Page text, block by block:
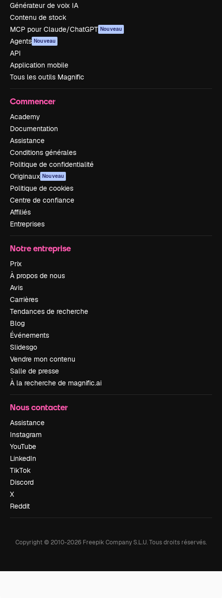
Générateur de voix IA
Contenu de stock
MCP pour Claude/ChatGPT Nouveau
Agents Nouveau
API
Application mobile
Tous les outils Magnific
Commencer
Academy
Documentation
Assistance
Conditions générales
Politique de confidentialité
Originaux Nouveau
Politique de cookies
Centre de confiance
Affiliés
Entreprises
Notre entreprise
Prix
À propos de nous
Avis
Carrières
Tendances de recherche
Blog
Événements
Slidesgo
Vendre mon contenu
Salle de presse
À la recherche de magnific.ai
Nous contacter
Assistance
Instagram
YouTube
LinkedIn
TikTok
Discord
X
Reddit
Copyright © 2010-2026 Freepik Company S.L.U.Tous droits réservés.